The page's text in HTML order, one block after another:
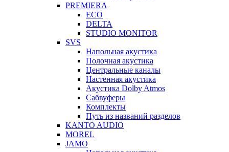
PREMIERA
ECO
DELTA
STUDIO MONITOR
SVS
Напольная акустика
Полочная акустика
Центральные каналы
Настенная акустика
Акустика Dolby Atmos
Сабвуферы
Комплекты
Путь из названий разделов
KANTO AUDIO
MOREL
JAMO